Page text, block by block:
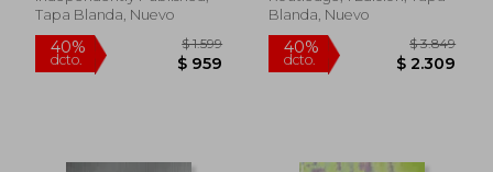
50% $ 2.673 40%
Tapa Blanda, Nuevo
Blanda, Nuevo